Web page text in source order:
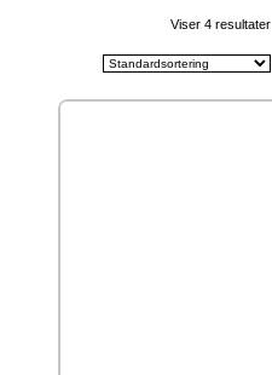
Viser 4 resultater